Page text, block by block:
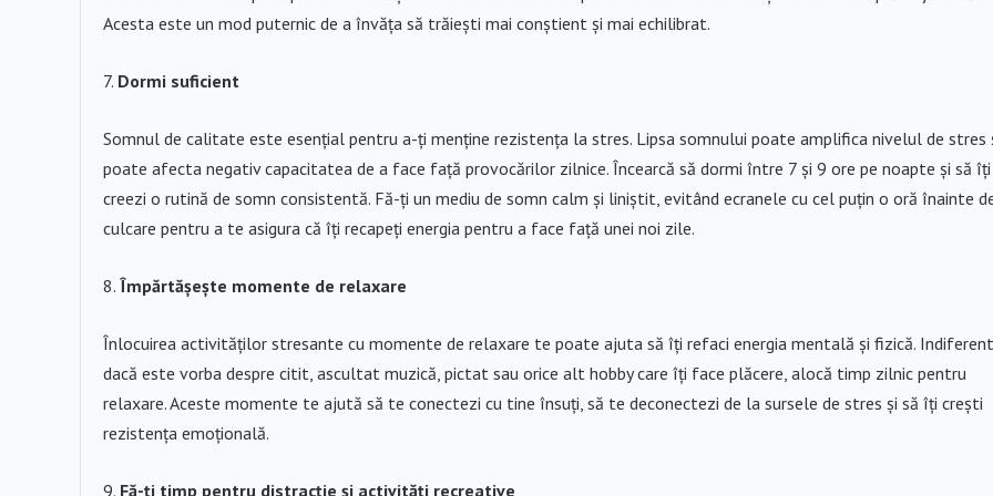
Acesta este un mod puternic de a învăța să trăiești mai conștient și mai echilibrat.
Dormi suficient
Somnul de calitate este esențial pentru a-ți menține rezistența la stres. Lipsa somnului poate amplifica nivelul de stres
poate afecta negativ capacitatea de a face față provocărilor zilnice. Încearcă să dormi între 7 și 9 ore pe noapte și să îți
creezi o rutină de somn consistentă. Fă-ți un mediu de somn calm și liniștit, evitând ecranele cu cel puțin o oră înainte
culcare pentru a te asigura că îți recapeți energia pentru a face față unei noi zile.
Împărtășește momente de relaxare
Înlocuirea activităților stresante cu momente de relaxare te poate ajuta să îți refaci energia mentală și fizică. Indiferent
dacă este vorba despre citit, ascultat muzică, pictat sau orice alt hobby care îți face plăcere, alocă timp zilnic pentru
relaxare. Aceste momente te ajută să te conectezi cu tine însuți, să te deconectezi de la sursele de stres și să îți crești
rezistența emoțională.
Fă-ți timp pentru distracție și activități recreative